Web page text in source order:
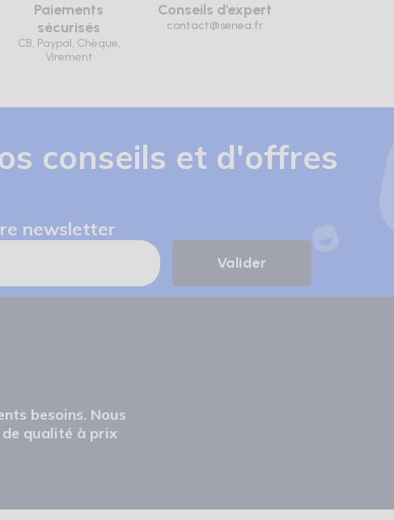
Paiements
sécurisés
CB, Paypal, Chèque,
Virement
Conseils d’expert
contact@senea.fr
conseils et d'offres
newsletter
besoins. Nous
qualité à prix